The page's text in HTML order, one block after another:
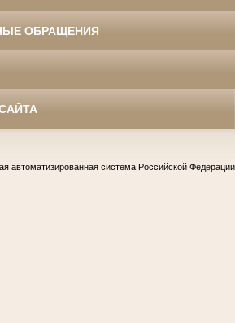
ОБРАЩЕНИЯ
автоматизированная система Российской